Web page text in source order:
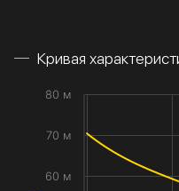
Кривая
60 м
70 м
80 м